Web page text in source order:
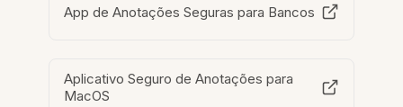
App de Anotações Seguras para Bancos
Aplicativo Seguro de Anotações para
MacOS